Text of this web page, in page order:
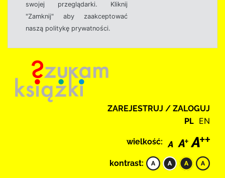
swojej przeglądarki. Kliknij
"Zamknij" aby zaakceptować
naszą politykę prywatności.
ZAREJESTRUJ / ZALOGUJ
PL EN
wielkość:
kontrast: